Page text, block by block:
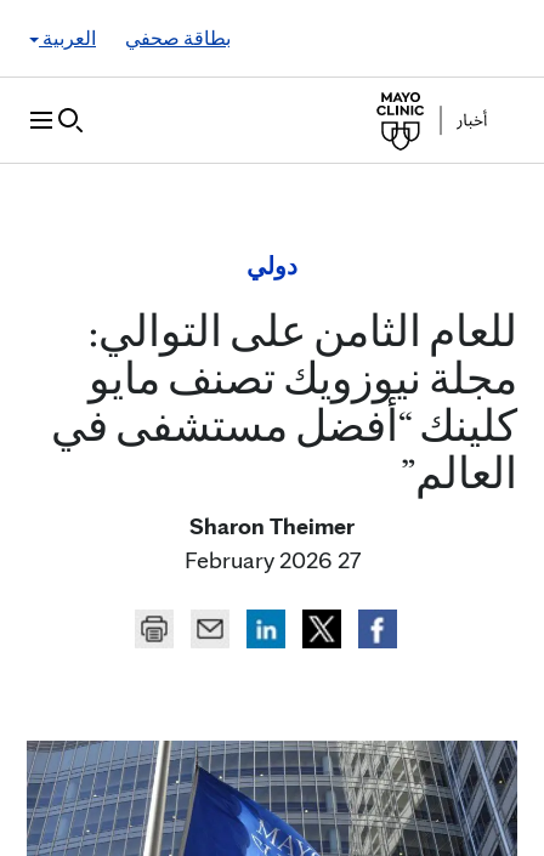
العربية
بطاقة صحفي
دولي
للعام الثامن على التوالي:
مجلة نيوزويك تصنف مايو
كلينك “أفضل مستشفى في
العالم”
Sharon Theimer
27 February 2026